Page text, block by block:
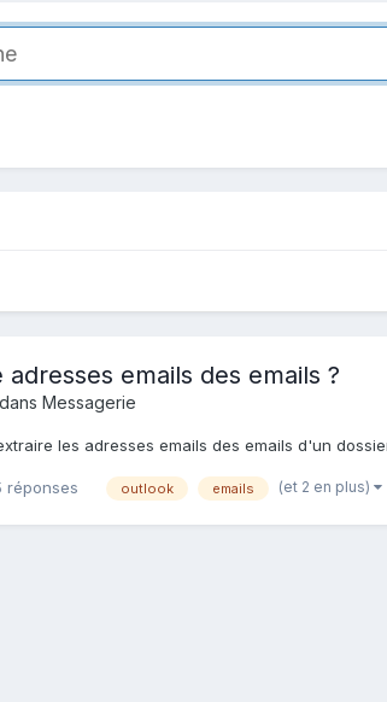
adresses emails des emails ?
Messagerie
les adresses emails des emails d'un
réponses outlook emails (et 2 en plus)